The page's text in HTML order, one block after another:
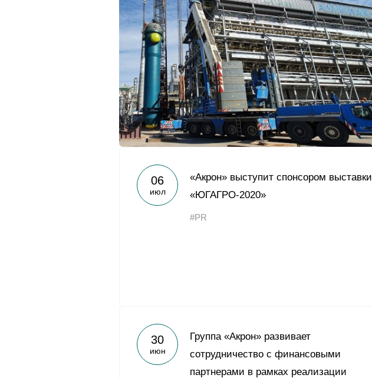
06
июл
«Акрон» выступит спонсором выставки
«ЮГАГРО-2020»
#PR
30
июн
Группа «Акрон» развивает
сотрудничество с финансовыми
партнерами в рамках реализации